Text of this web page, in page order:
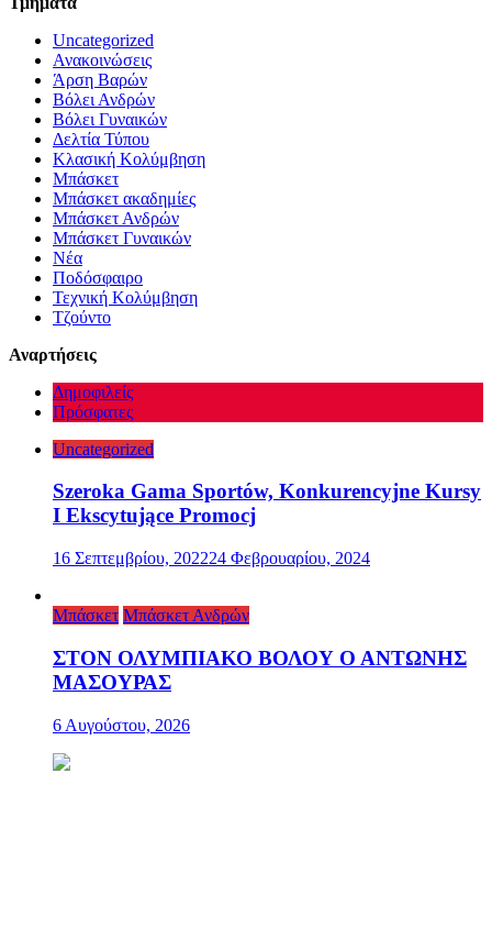
Uncategorized
Ανακοινώσεις
Άρση Βαρών
Βόλει Ανδρών
Βόλει Γυναικών
Δελτία Τύπου
Κλασική Κολύμβηση
Μπάσκετ
Μπάσκετ ακαδημίες
Μπάσκετ Ανδρών
Μπάσκετ Γυναικών
Νέα
Ποδόσφαιρο
Τεχνική Κολύμβηση
Τζούντο
Αναρτήσεις
Δημοφιλείς
Πρόσφατες
Uncategorized
Szeroka Gama Sportów, Konkurencyjne Kursy
I Ekscytujące Promocj
16 Σεπτεμβρίου, 202224 Φεβρουαρίου, 2024
Μπάσκετ Μπάσκετ Ανδρών
ΣΤΟΝ ΟΛΥΜΠΙΑΚΟ ΒΟΛΟΥ Ο ΑΝΤΩΝΗΣ
ΜΑΣΟΥΡΑΣ
6 Αυγούστου, 2026